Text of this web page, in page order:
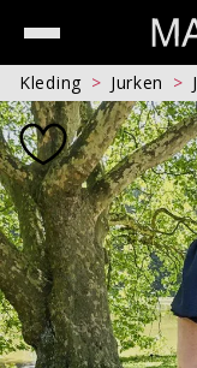
Kleding Jurken